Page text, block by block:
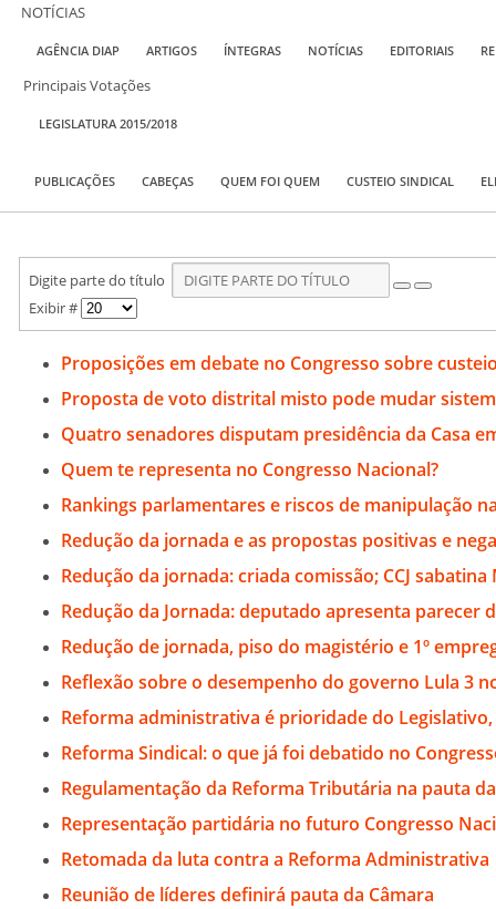
NOTÍCIAS
AGÊNCIA DIAP ARTIGOS ÍNTEGRAS NOTÍCIAS EDITORIAIS
Principais Votações
LEGISLATURA 2015/2018
PUBLICAÇÕES CABEÇAS QUEM FOI QUEM CUSTEIO SINDICAL
Digite parte do título
Exibir #
Proposições em debate no Congresso sobre
Proposta de voto distrital misto pode mudar
Quatro senadores disputam presidência da Casa
Quem te representa no Congresso Nacional?
Rankings parlamentares e riscos de manipulação
Redução da jornada e as propostas positivas e
Redução da jornada: criada comissão; CCJ sabatina
Redução da Jornada: deputado apresenta parecer
Redução de jornada, piso do magistério e 1º
Reflexão sobre o desempenho do governo Lula 3
Reforma administrativa é prioridade do
Reforma Sindical: o que já foi debatido no
Regulamentação da Reforma Tributária na pauta da
Representação partidária no futuro Congresso
Retomada da luta contra a Reforma Administrativa
Reunião de líderes definirá pauta da Câmara